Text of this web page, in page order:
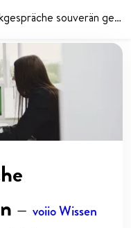
souverän gestalten
— voiio Wissen